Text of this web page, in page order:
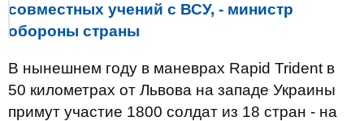
совместных учений с ВСУ, - министр
обороны страны
В нынешнем году в маневрах Rapid Trident в
50 километрах от Львова на западе Украины
примут участие 1800 солдат из 18 стран - на